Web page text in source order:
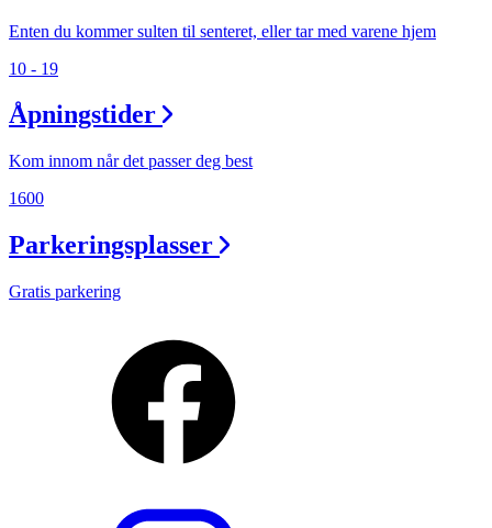
Enten du kommer sulten til senteret, eller tar med varene hjem
10 - 19
Åpningstider
Kom innom når det passer deg best
1600
Parkeringsplasser
Gratis parkering